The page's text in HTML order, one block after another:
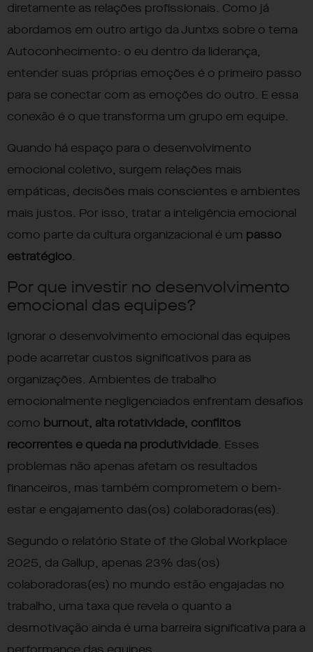
diretamente as relações profissionais. Como já
abordamos em outro artigo da Juntxs sobre o tema
Autoconhecimento: o eu dentro da liderança
entender suas próprias emoções é o primeiro passo
para se conectar com as emoções do outro. E essa
conexão é o que transforma um grupo em equipe.
Quando há espaço para o desenvolvimento
emocional coletivo, surgem relações mais
empáticas, decisões mais conscientes e ambientes
mais justos. Por isso, tratar a inteligência emocional
como parte da cultura organizacional é um passo
estratégico.
Por que investir no desenvolvimento
emocional das equipes?
Ignorar o desenvolvimento emocional das equipes
pode acarretar custos significativos para as
organizações. Ambientes de trabalho
emocionalmente negligenciados enfrentam desafios
como burnout, alta rotatividade, conflitos
recorrentes e queda na produtividade . Esses
problemas não apenas afetam os resultados
financeiros, mas também comprometem o bem-
estar e engajamento das(os) colaboradoras(es).
Segundo o relatório State of the Global Workplace
2025, da Gallup, apenas 23% das(os)
colaboradoras(es) no mundo estão engajadas no
trabalho, uma taxa que revela o quanto a
desmotivação ainda é uma barreira significativa para a